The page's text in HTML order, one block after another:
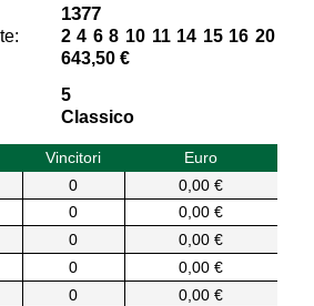
1377
2 4 6 8 10 11 14 15 16 20
643,50 €
5
Classico
Vincitori
Euro
0
0,00 €
0
0,00 €
0
0,00 €
0
0,00 €
0
0,00 €